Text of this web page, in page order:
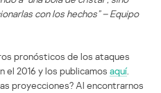
con los hechos” – Equipo
pronósticos de los ataques
2016 y los publicamos aquí.
proyecciones? Al encontrarnos